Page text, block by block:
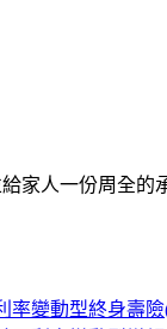
家人一份周全的
率變動型終身壽